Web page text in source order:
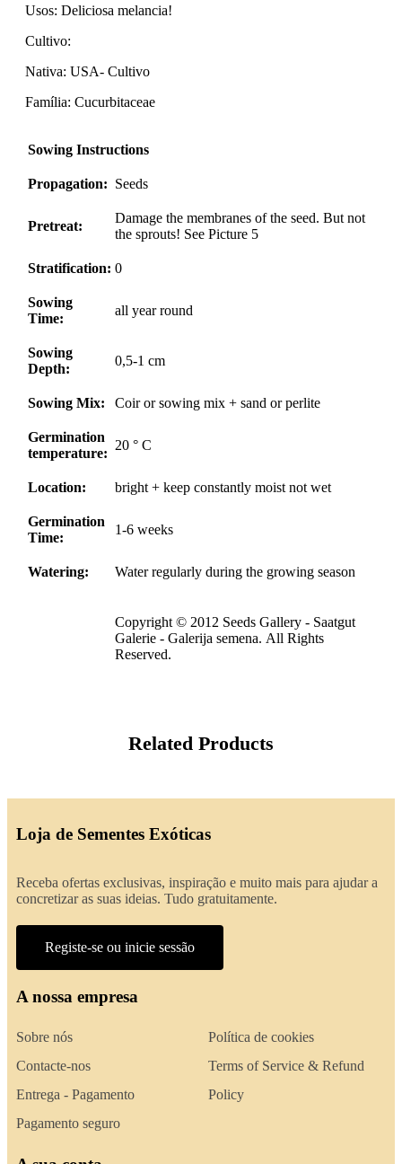
Usos: Deliciosa melancia!
Cultivo:
Nativa: USA- Cultivo
Família: Cucurbitaceae
Sowing Instructions
Propagation: Seeds
Pretreat:
Damage the membranes of the seed. But not
the sprouts! See Picture 5
Stratification: 0
Sowing
Time:
all year round
Sowing
Depth:
0,5-1 cm
Sowing Mix: Coir or sowing mix + sand or perlite
Germination
temperature:
20 ° C
Location: bright + keep constantly moist not wet
Germination
Time:
1-6 weeks
Watering: Water regularly during the growing season
Copyright © 2012 Seeds Gallery - Saatgut
Galerie - Galerija semena. All Rights
Reserved.
Related Products
Loja de Sementes Exóticas
Receba ofertas exclusivas, inspiração e muito mais para ajudar a
concretizar as suas ideias. Tudo gratuitamente.
Registe-se ou inicie sessão
A nossa empresa
Sobre nós
Contacte-nos
Entrega - Pagamento
Pagamento seguro
Política de cookies
Terms of Service & Refund
Policy